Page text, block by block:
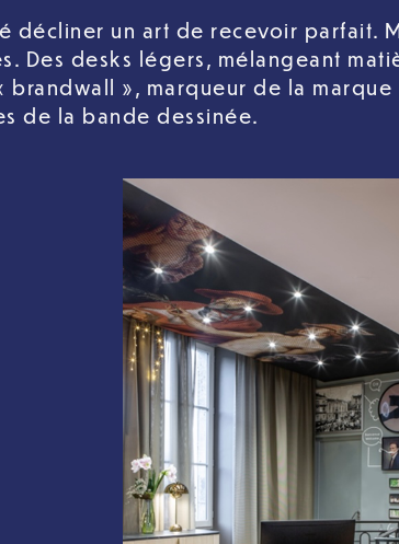
décliner un art de recevoir
Des desks légers, mélangeant
», marqueur de la
de la bande dessinée.